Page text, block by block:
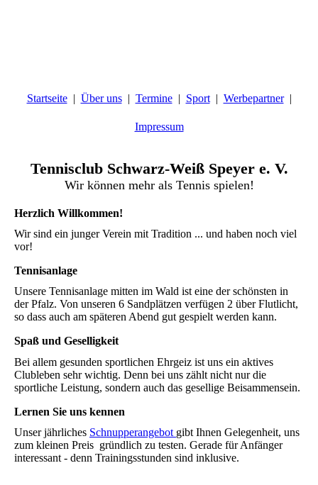
Startseite Über uns Termine Sport Werbepartner
Impressum
Tennisclub Schwarz-Weiß Speyer e. V.
Wir können mehr als Tennis spielen!
Herzlich Willkommen!
Wir sind ein junger Verein mit Tradition ... und haben noch viel
vor!
Tennisanlage
Unsere Tennisanlage mitten im Wald ist eine der schönsten in
der Pfalz. Von unseren 6 Sandplätzen verfügen 2 über Flutlicht,
so dass auch am späteren Abend gut gespielt werden kann.
Spaß und Geselligkeit
Bei allem gesunden sportlichen Ehrgeiz ist uns ein aktives
Clubleben sehr wichtig. Denn bei uns zählt nicht nur die
sportliche Leistung, sondern auch das gesellige Beisammensein.
Lernen Sie uns kennen
Unser jährliches Schnupperangebot gibt Ihnen Gelegenheit, uns
zum kleinen Preis gründlich zu testen. Gerade für Anfänger
interessant - denn Trainingsstunden sind inklusive.